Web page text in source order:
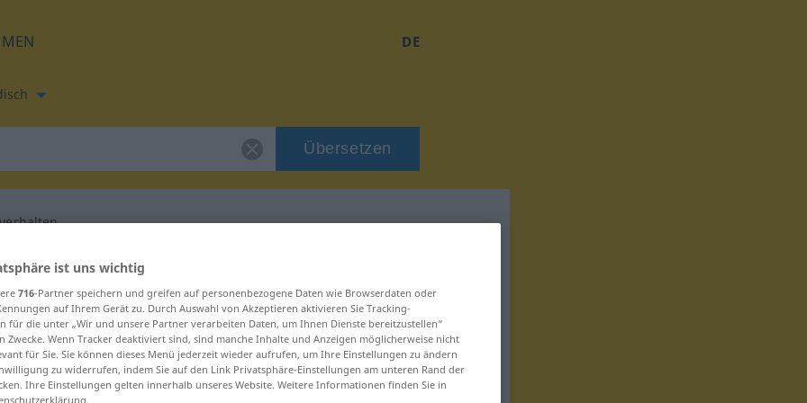
DE
Übersetzen
für "Wohlverhalten"
Übersetzung
ist uns wichtig
716-Partner speichern und greifen auf personenbezogene Daten wie Browserdaten oder
auf Ihrem Gerät zu. Durch Auswahl von Akzeptieren aktivieren Sie Tracking-
für die unter „Wir und unsere Partner verarbeiten Daten, um Ihnen Dienste bereitzustellen“
Zwecke. Wenn Tracker deaktiviert sind, sind manche Inhalte und Anzeigen möglicherweise nicht
für Sie. Sie können dieses Menü jederzeit wieder aufrufen, um Ihre Einstellungen zu ändern
zu widerrufen, indem Sie auf den Link Privatsphäre-Einstellungen am unteren Rand der
Ihre Einstellungen gelten innerhalb unseres Website. Weitere Informationen finden Sie in